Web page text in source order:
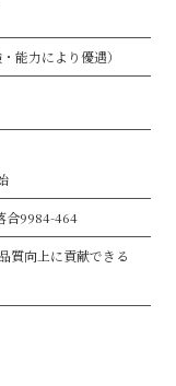
能力により優遇）
合9984-464
質向上に貢献できる